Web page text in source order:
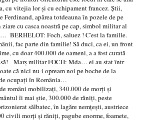
cu vitejia lor şi cu echipament francez. Ştii,
Ferdinand, apărea totdeauna în pozele de pe
cu casca noastră pe cap, simbol militar al
BERHELOT: Foch, saluez ! C'est la famille.
fac parte din familie! Să duci, ca ei, un front
cu doar 400.000 de oameni, a a fost curată
Marş militar FOCH: Mda… ei au stat într-
că nici nu-i opream noi pe boche de la
ocupaţi în România…
români mobilizaţi, 340.000 de morţi şi
îi mai ştie, 300.000 de răniţi, peste
sălbatec, în lagăre nemţeşti, austriece
civili morţi şi răniţi, pagube enorme, foamete,